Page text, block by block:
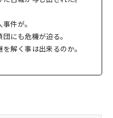
件が。
にも危機が迫る。
解く事は出来るのか。